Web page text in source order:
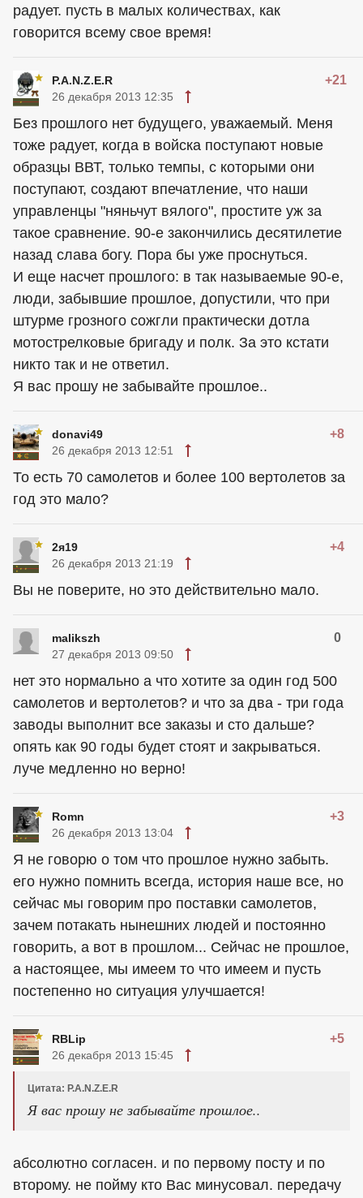
радует. пусть в малых количествах, как
говорится всему свое время!
P.A.N.Z.E.R +21
26 декабря 2013 12:35
Без прошлого нет будущего, уважаемый. Меня
тоже радует, когда в войска поступают новые
образцы ВВТ, только темпы, с которыми они
поступают, создают впечатление, что наши
управленцы "няньчут вялого", простите уж за
такое сравнение. 90-е закончились десятилетие
назад слава богу. Пора бы уже проснуться.
И еще насчет прошлого: в так называемые 90-е,
люди, забывшие прошлое, допустили, что при
штурме грозного сожгли практически дотла
мотострелковые бригаду и полк. За это кстати
никто так и не ответил.
Я вас прошу не забывайте прошлое..
donavi49 +8
26 декабря 2013 12:51
То есть 70 самолетов и более 100 вертолетов за
год это мало?
2я19 +4
26 декабря 2013 21:19
Вы не поверите, но это действительно мало.
malikszh 0
27 декабря 2013 09:50
нет это нормально а что хотите за один год 500
самолетов и вертолетов? и что за два - три года
заводы выполнит все заказы и сто дальше?
опять как 90 годы будет стоят и закрываться.
луче медленно но верно!
Romn +3
26 декабря 2013 13:04
Я не говорю о том что прошлое нужно забыть.
его нужно помнить всегда, история наше все, но
сейчас мы говорим про поставки самолетов,
зачем потакать нынешних людей и постоянно
говорить, а вот в прошлом... Сейчас не прошлое,
а настоящее, мы имеем то что имеем и пусть
постепенно но ситуация улучшается!
RBLip +5
26 декабря 2013 15:45
Цитата: P.A.N.Z.E.R
Я вас прошу не забывайте прошлое..
абсолютно согласен. и по первому посту и по
второму. не пойму кто Вас минусовал. передачу